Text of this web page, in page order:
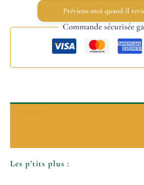
Préviens-moi quand il
Commande sécurisée
Les p’tits plus :